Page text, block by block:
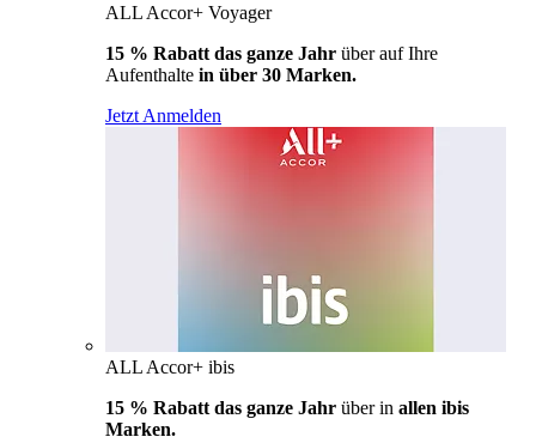
ALL Accor+ Voyager
15 % Rabatt das ganze Jahr über auf Ihre
Aufenthalte in über 30 Marken.
Jetzt Anmelden
ALL Accor+ ibis
15 % Rabatt das ganze Jahr über in allen ibis
Marken.